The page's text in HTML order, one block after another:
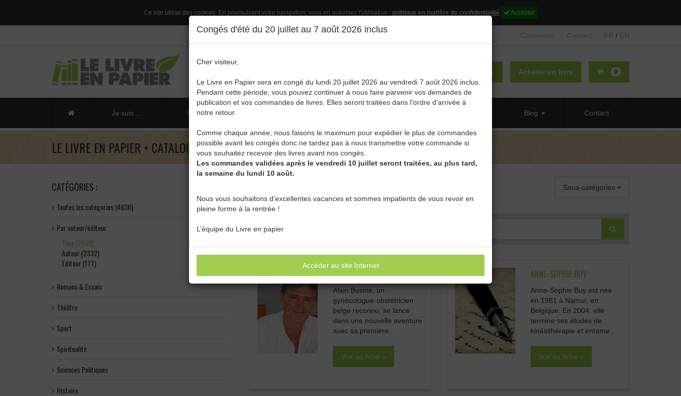
Ce site utilise des cookies. En poursuivant votre navigation, vous en autorisez l'utilisation : politique en matière de confidentialité Accepter
Congés d'été du 20 juillet au 7 août 2026 inclus
Cher visiteur,
Le Livre en Papier sera en congé du lundi 20 juillet 2026 au vendredi 7 août 2026 inclus.
Pendant cette période, vous pouvez continuer à nous faire parvenir vos demandes de
publication et vos commandes de livres. Elles seront traitées dans l'ordre d'arrivée à
notre retour.
Comme chaque année, nous faisons le maximum pour expédier le plus de commandes
possible avant les congés donc ne tardez pas à nous transmettre votre commande si
vous souhaitez recevoir des livres avant nos congés.
Les commandes validées après le vendredi 10 juillet seront traitées, au plus tard,
la semaine du lundi 10 août.
Nous vous souhaitons d’excellentes vacances et sommes impatients de vous revoir en
pleine forme à la rentrée !
L’équipe du Livre en papier
Accéder au site Internet
Connexion Contact FR / EN
0
Acheter un livre
Publier un livre
Je suis ... Publier un livre Blog Contact
LE LIVRE EN PAPIER • CATALOGUE
CATÉGORIES :
Toutes les catégories (4830)
Par auteur/éditeur
Tous (2509)
Auteur (2332)
Editeur (177)
Romans & Essais
Théâtre
Sport
Spiritualité
Sciences Politiques
Histoire
Sous-catégories
ALAIN BUSINE
Alain Busine, un
gynécologue-obstétricien
belge reconnu, se lance
dans une nouvelle aventure
avec sa première...
Voir sa fiche »
ANNE-SOPHIE BUY
Anne-Sophie Buy est née
en 1981 à Namur, en
Belgique. En 2004, elle
termine ses études de
kinésithérapie et entame...
Voir sa fiche »